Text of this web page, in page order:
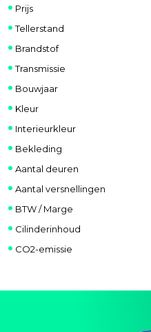
Prijs
Tellerstand
Brandstof
Transmissie
Bouwjaar
Kleur
Interieurkleur
Bekleding
Aantal deuren
Aantal versnellingen
BTW / Marge
Cilinderinhoud
CO2-emissie